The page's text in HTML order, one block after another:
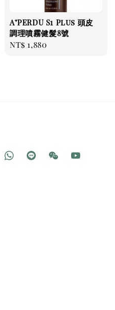
A⁺PERDU S1 Plus 頭皮
調理噴霧健髮8號
Regular
NT$ 1,880